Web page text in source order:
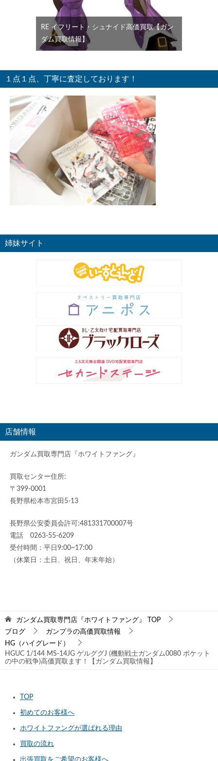
RE イフリート・シュナイド高価買取【ガン
ダム買取情報】
１点１点、丁寧に査定しております！
姉妹サイト
店舗情報
ガンダム買取専門店『ホワイトファング』
買取センター住所:
〒399-0001
長野県松本市宮田5-13
長野県公安委員会許可:481331700007号
電話 0263-55-6209
受付時間：平日9:00~17:00
（休業日：土日、祝日、年末年始）
ガンダム買取専門店『ホワイトファング』
TOP
ブログ
ガンプラの高価買取情報
HG（ハイグレード）
HGUC 1/144 MS-14JG ゲルググJ (機動戦士ガンダム0080 ポケット
の中の戦争)高価買取ます！【ガンダム買取情報】
TOP
初めてのお客様へ
ホワイトファングが選ばれる理由
買取の流れ